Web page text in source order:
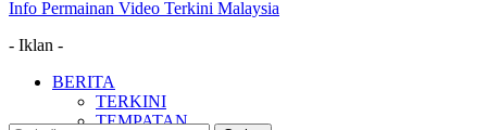
Info Permainan Video Terkini Malaysia
- Iklan -
BERITA
TERKINI
TEMPATAN